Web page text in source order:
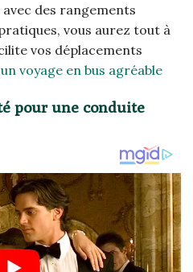
des rangements
vous aurez tout à
vos déplacements
voyage en bus agréable
pour une conduite